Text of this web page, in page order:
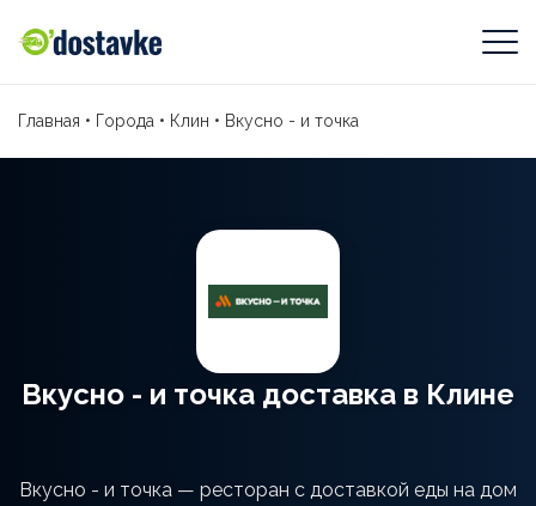
Главная • Города • Клин • Вкусно - и точка
Вкусно - и точка доставка в Клине
Вкусно - и точка — ресторан с доставкой еды на дом